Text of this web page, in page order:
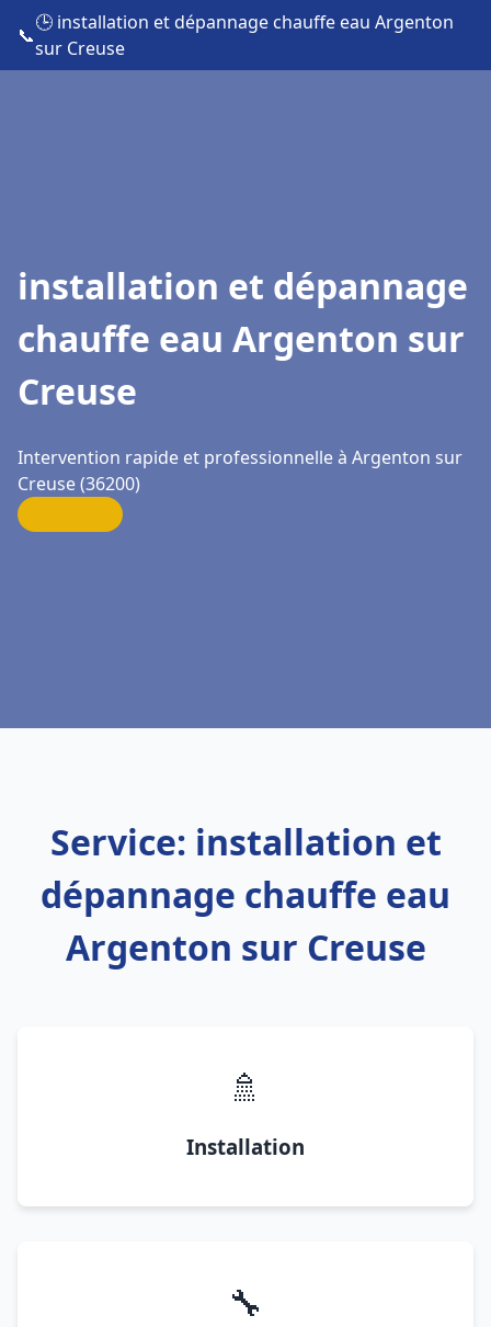
📞
🕒 installation et dépannage chauffe eau Argenton
sur Creuse
installation et dépannage
chauffe eau Argenton sur
Creuse
Intervention rapide et professionnelle à Argenton sur
Creuse (36200)
Service: installation et
dépannage chauffe eau
Argenton sur Creuse
🚿
Installation
🔧